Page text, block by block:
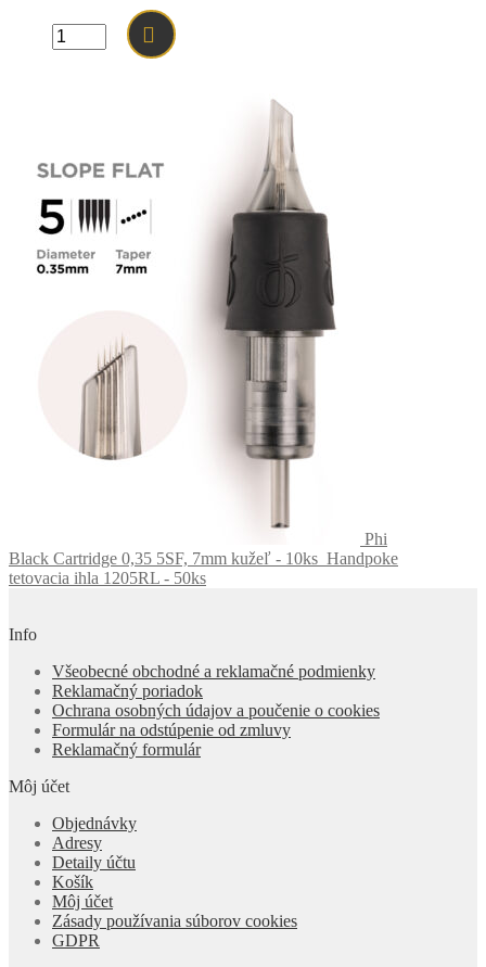
was:
19.60 €.
množstvo
PHI
Phi
Black Cartridge 0,35 5SF, 7mm kužeľ - 10ks Handpoke
tetovacia ihla 1205RL - 50ks
Info
Všeobecné obchodné a reklamačné podmienky
Reklamačný poriadok
Ochrana osobných údajov a poučenie o cookies
Formulár na odstúpenie od zmluvy
Reklamačný formulár
Môj účet
Objednávky
Adresy
Detaily účtu
Košík
Môj účet
Zásady používania súborov cookies
GDPR